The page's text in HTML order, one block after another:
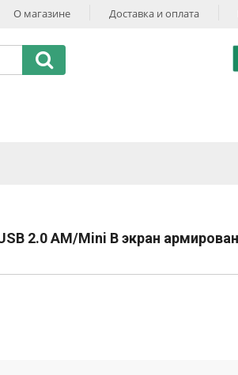
О магазине Доставка и оплата
2.0 AM/Mini B экран